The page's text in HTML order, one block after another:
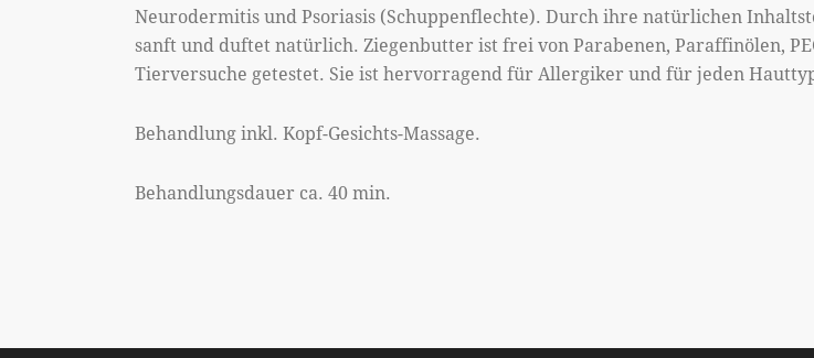
Neurodermitis und Psoriasis (Schuppenflechte). Durch ihre natürlichen
sanft und duftet natürlich. Ziegenbutter ist frei von Parabenen, Paraffinölen,
Tierversuche getestet. Sie ist hervorragend für Allergiker und für jeden
Behandlung inkl. Kopf-Gesichts-Massage.
Behandlungsdauer ca. 40 min.